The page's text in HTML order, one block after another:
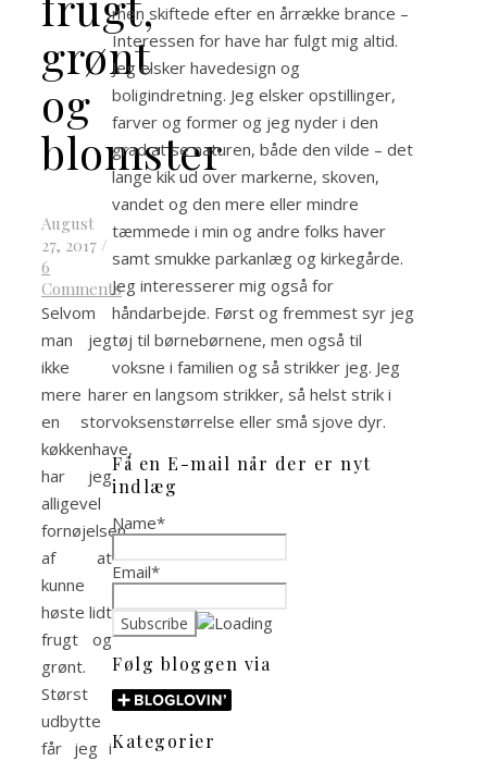
grønt
og
blomster
August
27, 2017 /
6
Comments
Selvom
man jeg
ikke
mere har
en stor
køkkenhave,
har jeg
alligevel
fornøjelsen
af at
kunne
høste lidt
frugt og
grønt.
Størst
udbytte
får jeg i
men skiftede efter en årrække brance –
Interessen for have har fulgt mig altid.
Jeg elsker havedesign og
boligindretning. Jeg elsker opstillinger,
farver og former og jeg nyder i den
grad at se naturen, både den vilde – det
lange kik ud over markerne, skoven,
vandet og den mere eller mindre
tæmmede i min og andre folks haver
samt smukke parkanlæg og kirkegårde.
Jeg interesserer mig også for
håndarbejde. Først og fremmest syr jeg
tøj til børnebørnene, men også til
voksne i familien og så strikker jeg. Jeg
er en langsom strikker, så helst strik i
voksenstørrelse eller små sjove dyr.
Få en E-mail når der er nyt
indlæg
Name*
Email*
Følg bloggen via
Kategorier